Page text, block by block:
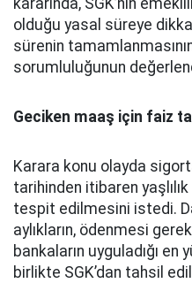
kararında, SGK’nın
olduğu yasal süreye
sürenin
sorumluluğunun
Geciken maaş için faiz
Karara konu olayda
tarihinden itibaren yaşlılık
tespit edilmesini istedi.
aylıkların, ödenmesi
bankaların uyguladığı
birlikte SGK’dan tahsil